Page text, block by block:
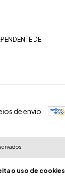
o uso de cookies
DE
de envio